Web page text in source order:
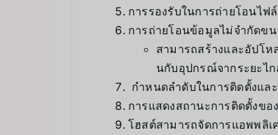
การรองรับในการถ่ายโอนไฟ
การถ่ายโอนข้อมูลไม่จำกัดข
สามารถสร้างและอัปโ
นกับอุปกรณ์จากระยะไ
กำหนดลำดับในการติดตั้งแล
การแสดงสถานะการติดตั้งขอ
โฮสต์สามารถจัดการแอพพลิเ